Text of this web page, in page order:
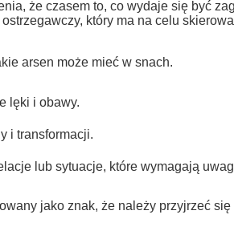
że czasem to, co wydaje się być
który ma na celu
arsen może mieć w snach.
lęki i obawy.
i transformacji.
lub sytuacje, które wymagają
jako znak, że należy przyjrzeć